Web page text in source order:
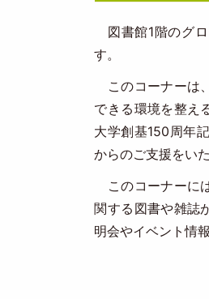
図書館1階のグ
す。
このコーナーは
できる環境を整え
大学創基150周年
からのご支援をい
このコーナーに
関する図書や雑誌
明会やイベント情